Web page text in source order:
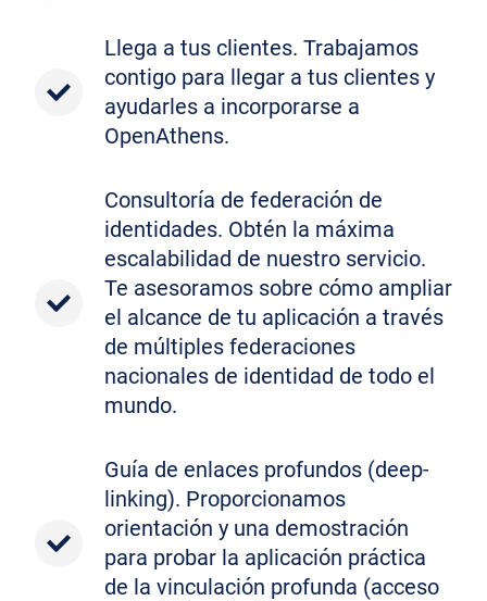
Llega a tus clientes. Trabajamos
contigo para llegar a tus clientes y
ayudarles a incorporarse a
OpenAthens.
Consultoría de federación de
identidades. Obtén la máxima
escalabilidad de nuestro servicio.
Te asesoramos sobre cómo ampliar
el alcance de tu aplicación a través
de múltiples federaciones
nacionales de identidad de todo el
mundo.
Guía de enlaces profundos (deep-
linking). Proporcionamos
orientación y una demostración
para probar la aplicación práctica
de la vinculación profunda (acceso